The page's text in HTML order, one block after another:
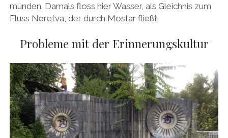
münden. Damals floss hier Wasser, als Gleichnis zum
Fluss Neretva, der durch Mostar fließt.
Probleme mit der Erinnerungskultur